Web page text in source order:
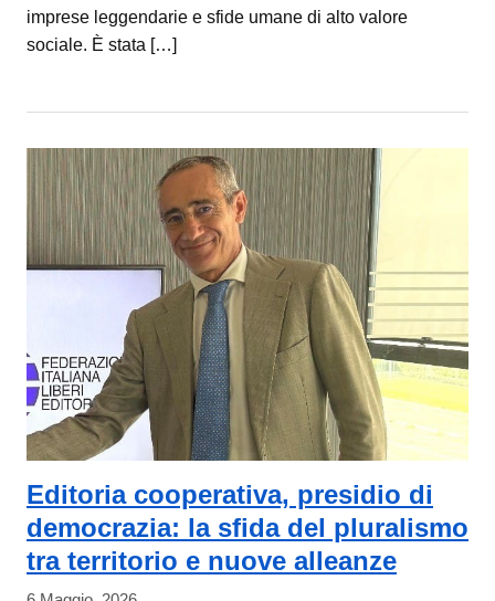
imprese leggendarie e sfide umane di alto valore
sociale. È stata […]
Editoria cooperativa, presidio di
democrazia: la sfida del pluralismo
tra territorio e nuove alleanze